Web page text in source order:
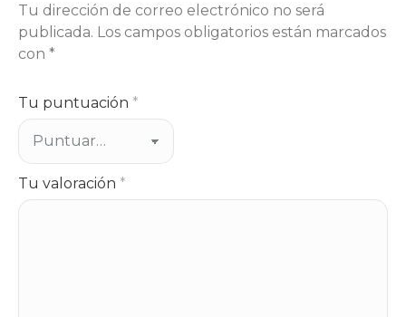
Tu dirección de correo electrónico no será
publicada. Los campos obligatorios están marcados
con *
Tu puntuación *
Tu valoración *